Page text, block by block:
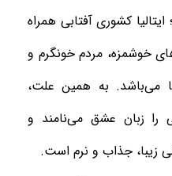
کشوری آفتابی همراه
خوشمزه، مردم خونگرم و
می‌باشد. به همین علت،
را زبان عشق می‌نامند و
زیبا، جذاب و نرم است.